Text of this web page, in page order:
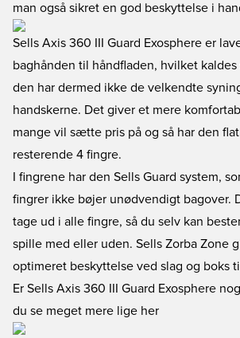
man også sikret en god beskyttelse i
Sells Axis 360 III Guard Exosphere er
baghånden til håndfladen, hvilket
den har dermed ikke de velkendte
handskerne. Det giver et mere
mange vil sætte pris på og så har den
resterende 4 fingre.
I fingrene har den Sells Guard system,
fingrer ikke bøjer unødvendigt bagover.
tage ud i alle fingre, så du selv kan
spille med eller uden. Sells Zorba Zone
optimeret beskyttelse ved slag og boks
Er Sells Axis 360 III Guard Exosphere
du se meget mere lige her